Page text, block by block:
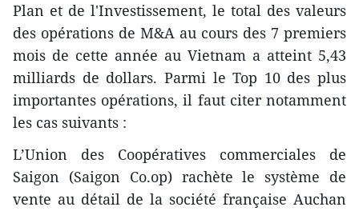
Plan et de l'Investissement, le total des valeurs
des opérations de M&A au cours des 7 premiers
mois de cette année au Vietnam a atteint 5,43
milliards de dollars. Parmi le Top 10 des plus
importantes opérations, il faut citer notamment
les cas suivants :
L’Union des Coopératives commerciales de
Saigon (Saigon Co.op) rachète le système de
vente au détail de la société française Auchan